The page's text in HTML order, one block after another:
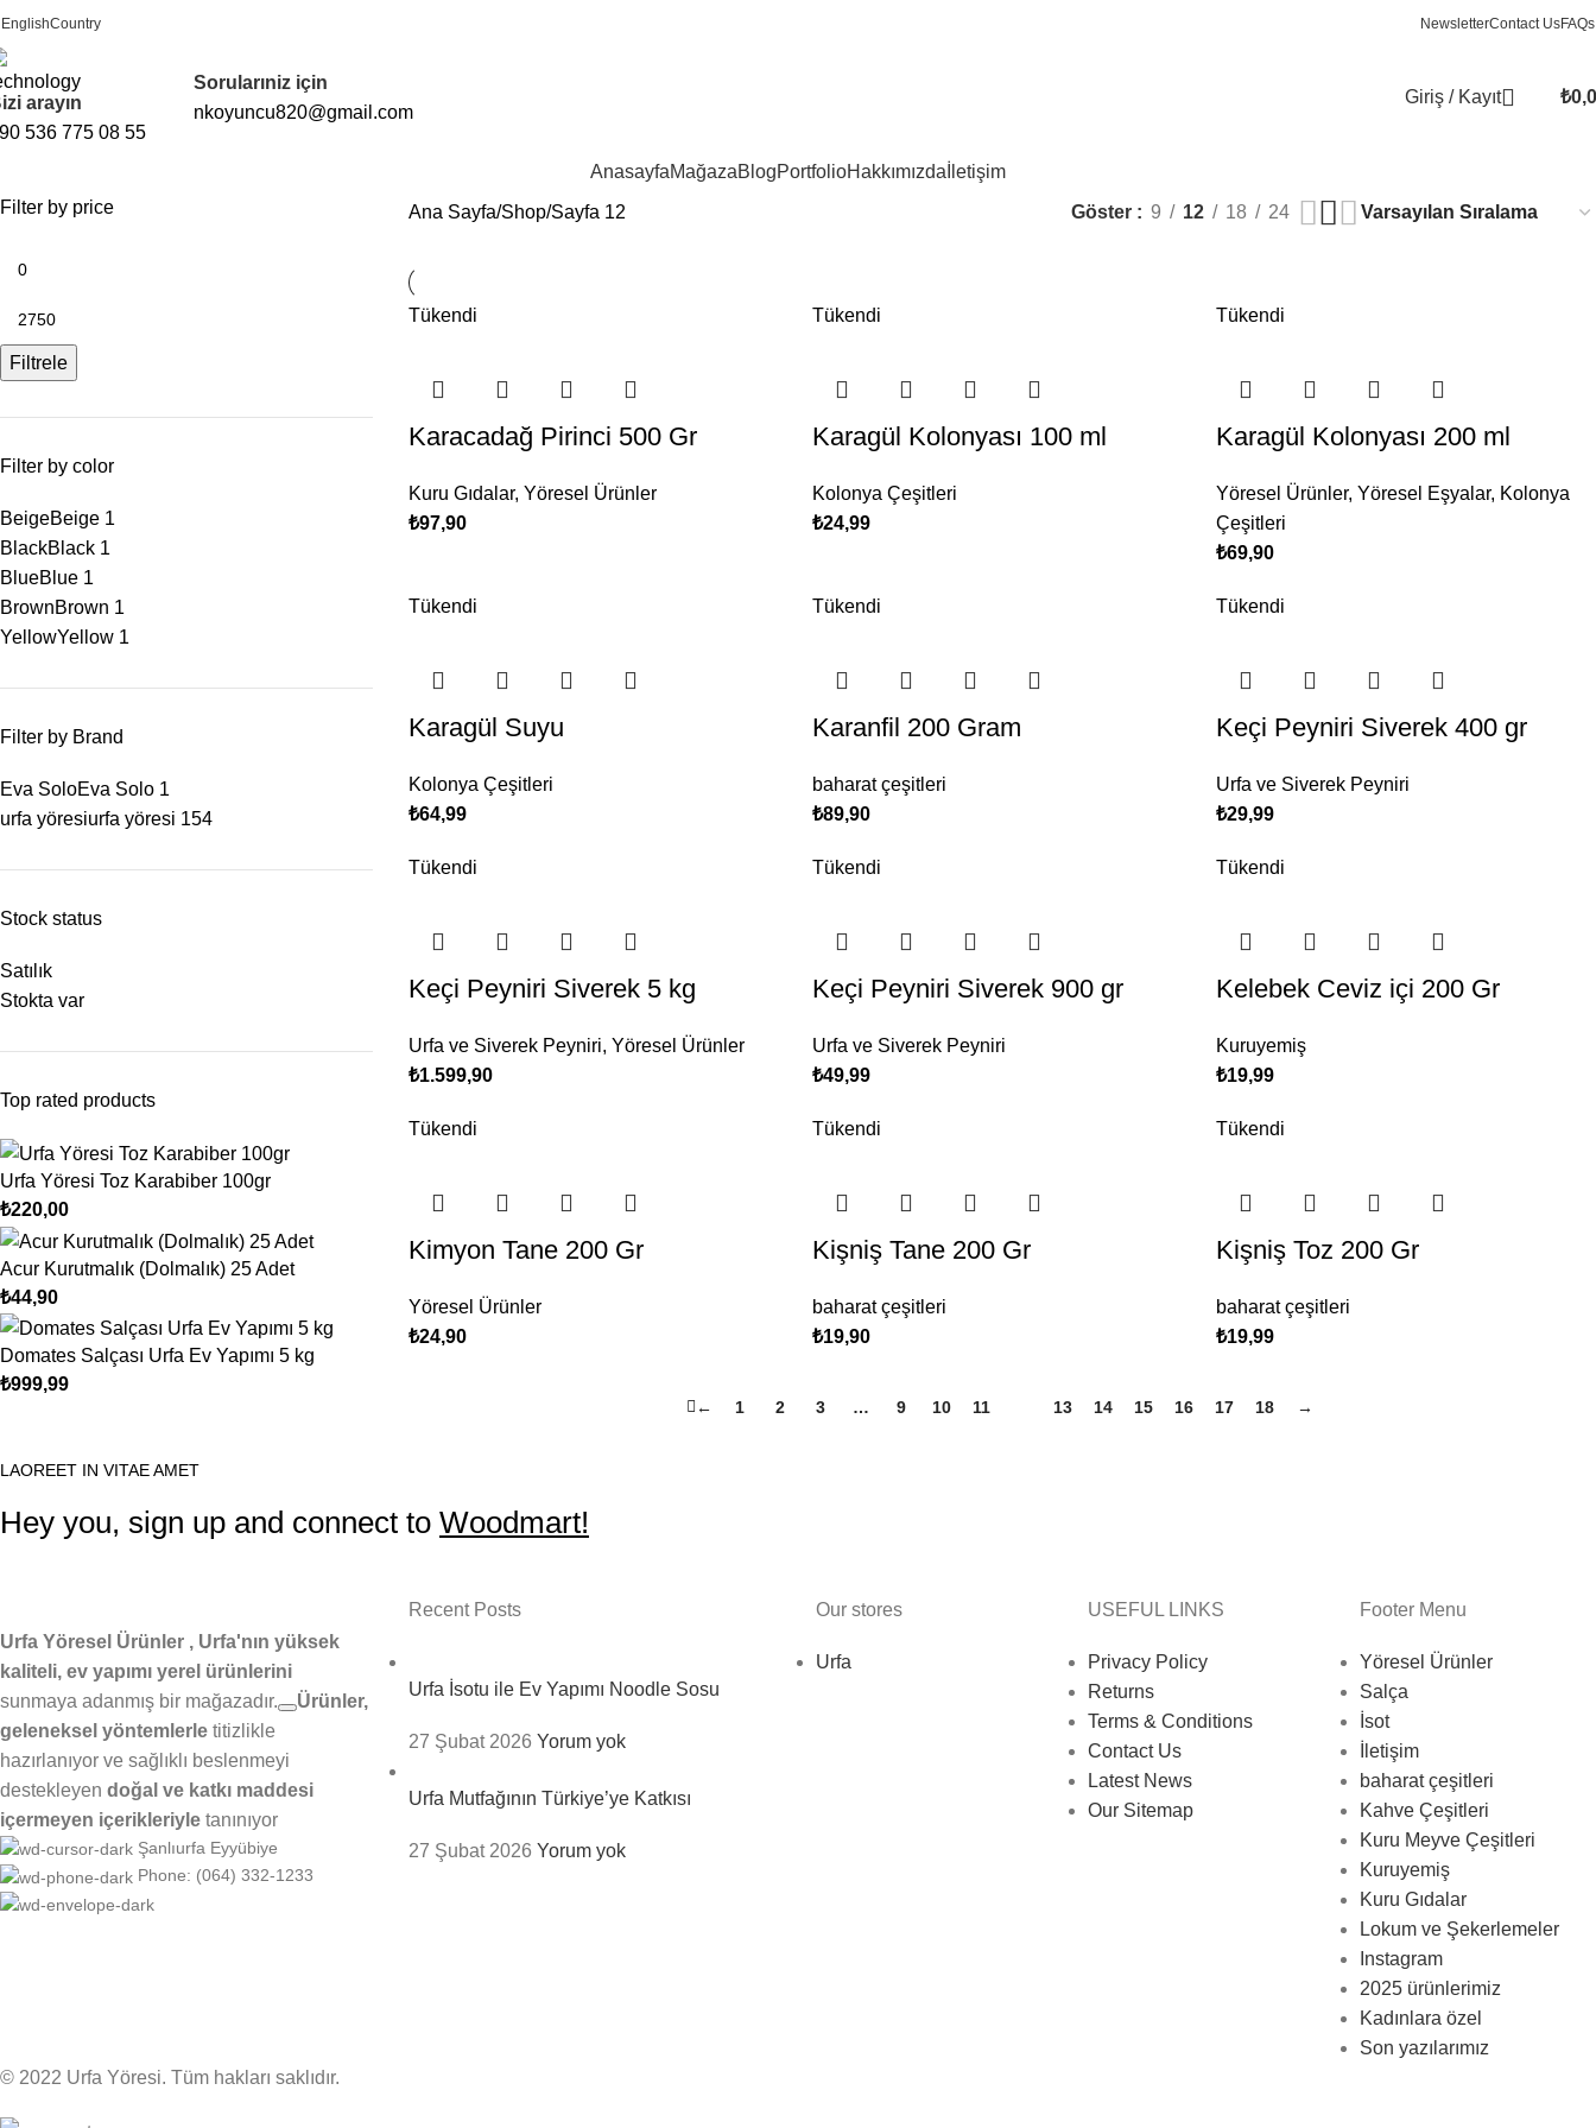
EnglishCountry NewsletterContact UsFAQs
arayın
536 775 08 55
Sorularıniz için
nkoyuncu820@gmail.com
Giriş / Kayıt ₺
AnasayfaMağazaBlogPortfolioHakkımızda İletişim
Filter by price
Filtrele
Filter by color
BeigeBeige 1
BlackBlack 1
BlueBlue 1
BrownBrown 1
YellowYellow 1
Filter by Brand
Eva SoloEva Solo 1
urfa yöresiurfa yöresi 154
Stock status
Satılık
Stokta var
Top rated products
Urfa Yöresi Toz Karabiber 100gr
₺220,00
Acur Kurutmalık (Dolmalık) 25 Adet
₺44,90
Domates Salçası Urfa Ev Yapımı 5 kg
₺999,99
Ana Sayfa Shop Sayfa 12 Göster 9 12 18 24
Tükendi
Karacadağ Pirinci 500 Gr
Kuru Gıdalar, Yöresel Ürünler
₺97,90
Tükendi
Karagül Kolonyası 100 ml
Kolonya Çeşitleri
₺24,99
Tükendi
Karagül Kolonyası 200 ml
Yöresel Ürünler, Yöresel Eşyalar, Kolonya
Çeşitleri
₺69,90
Tükendi
Karagül Suyu
Kolonya Çeşitleri
₺64,99
Tükendi
Karanfil 200 Gram
baharat çeşitleri
₺89,90
Tükendi
Keçi Peyniri Siverek 400 gr
Urfa ve Siverek Peyniri
₺29,99
Tükendi
Keçi Peyniri Siverek 5 kg
Urfa ve Siverek Peyniri, Yöresel Ürünler
₺1.599,90
Tükendi
Keçi Peyniri Siverek 900 gr
Urfa ve Siverek Peyniri
₺49,99
Tükendi
Kelebek Ceviz içi 200 Gr
Kuruyemiş
₺19,99
Tükendi
Kimyon Tane 200 Gr
Yöresel Ürünler
₺24,90
Tükendi
Kişniş Tane 200 Gr
baharat çeşitleri
₺19,90
Tükendi
Kişniş Toz 200 Gr
baharat çeşitleri
₺19,99
← 1 2 3 … 9 10 11 13 14 15 16 17 18 →
LAOREET IN VITAE AMET
Hey you, sign up and connect to Woodmart!
Urfa Yöresel Ürünler , Urfa'nın yüksek
kaliteli, ev yapımı yerel ürünlerini
sunmaya adanmış bir mağazadır.
Ürünler,
geleneksel yöntemlerle titizlikle
hazırlanıyor ve sağlıklı beslenmeyi
destekleyen doğal ve katkı maddesi
içermeyen içerikleriyle tanınıyor
Şanlıurfa Eyyübiye
Phone: (064) 332-1233
Recent Posts
Urfa İsotu ile Ev Yapımı Noodle Sosu
27 Şubat 2026 Yorum yok
Urfa Mutfağının Türkiye’ye Katkısı
27 Şubat 2026 Yorum yok
Our stores
Urfa
USEFUL LINKS
Privacy Policy
Returns
Terms & Conditions
Contact Us
Latest News
Our Sitemap
Footer Menu
Yöresel Ürünler
Salça
İsot
İletişim
baharat çeşitleri
Kahve Çeşitleri
Kuru Meyve Çeşitleri
Kuruyemiş
Kuru Gıdalar
Lokum ve Şekerlemeler
Instagram
2025 ürünlerimiz
Kadınlara özel
Son yazılarımız
© 2022 Urfa Yöresi. Tüm hakları saklıdır.